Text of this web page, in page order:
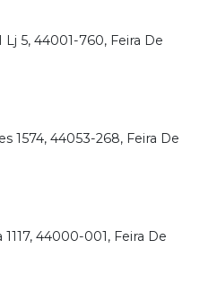
5, 44001-760, Feira De
1574, 44053-268, Feira De
44000-001, Feira De